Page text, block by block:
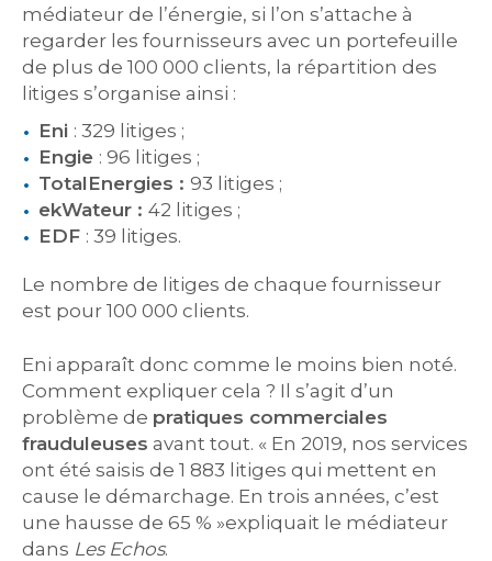
médiateur de l’énergie, si l’on s’attache à
regarder les fournisseurs avec un portefeuille
de plus de 100 000 clients, la répartition des
litiges s’organise ainsi :
Eni : 329 litiges ;
Engie : 96 litiges ;
TotalEnergies : 93 litiges ;
ekWateur : 42 litiges ;
EDF : 39 litiges.
Le nombre de litiges de chaque fournisseur
est pour 100 000 clients.
Eni apparaît donc comme le moins bien noté.
Comment expliquer cela ? Il s’agit d’un
problème de pratiques commerciales
frauduleuses avant tout. « En 2019, nos services
ont été saisis de 1 883 litiges qui mettent en
cause le démarchage. En trois années, c’est
une hausse de 65 % »expliquait le médiateur
dans Les Echos.